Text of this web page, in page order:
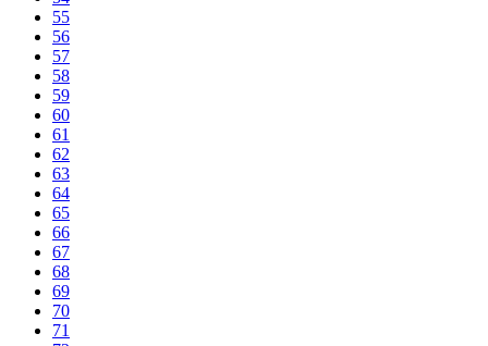
55
56
57
58
59
60
61
62
63
64
65
66
67
68
69
70
71